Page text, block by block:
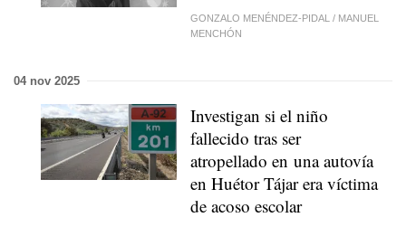
GONZALO MENÉNDEZ-PIDAL / MANUEL
MENCHÓN
04 nov 2025
Investigan si el niño
fallecido tras ser
atropellado en una autovía
en Huétor Tájar era víctima
de acoso escolar